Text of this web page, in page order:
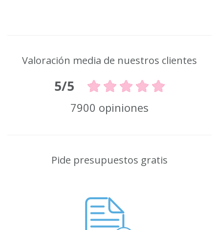
Valoración media de nuestros clientes
5/5
7900 opiniones
Pide presupuestos gratis